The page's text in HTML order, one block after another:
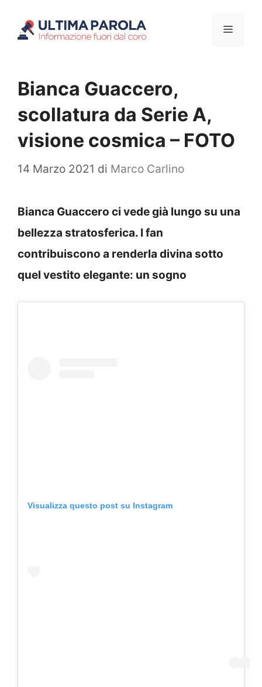
Menu
Bianca Guaccero,
scollatura da Serie A,
visione cosmica – FOTO
14 Marzo 2021 di Marco Carlino
Bianca Guaccero ci vede già lungo su una
bellezza stratosferica. I fan
contribuiscono a renderla divina sotto
quel vestito elegante: un sogno
Visualizza questo post su Instagram